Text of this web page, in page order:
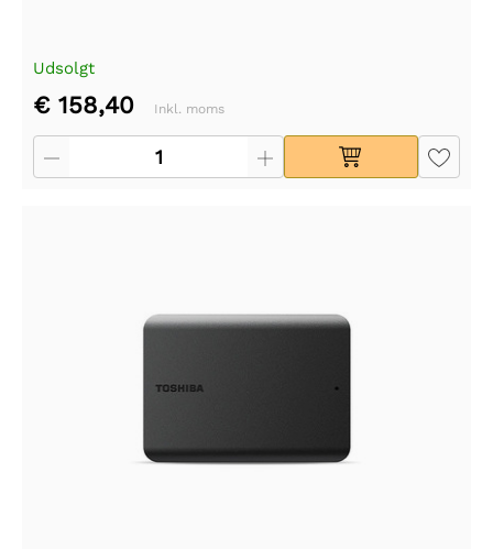
Udsolgt
€ 158,40 Inkl. moms